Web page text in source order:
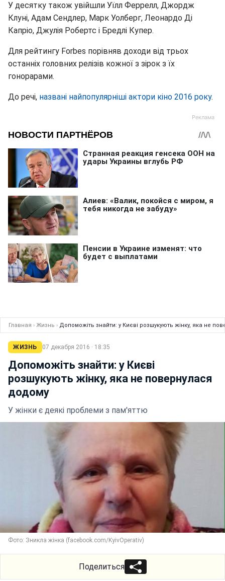
У десятку також увійшли Уїлл Феррелл, Джордж
Клуні, Адам Сендлер, Марк Уолберг, Леонардо Ді
Капріо, Джулія Робертс і Бредлі Купер.
Для рейтингу Forbes порівняв доходи від трьох
останніх головних релізів кожної з зірок з їх
гонорарами.
До речі, названі найпопулярніші актори кіно 2016 року.
Главная › Жизнь › Допоможіть знайти: у Києві розшукують жінку, яка не
ЖИЗНЬ 07 декабря 2016 · 18:35
Допоможіть знайти: у Києві
розшукують жінку, яка не повернулася
додому
У жінки є деякі проблеми з пам'яттю
Фото: Зникла жінка (facebook.com/KyivOperativ)
Поделиться